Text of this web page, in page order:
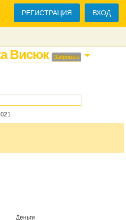
РЕГИСТРАЦИЯ ВХОД
Висюк Заброшен
Деньги